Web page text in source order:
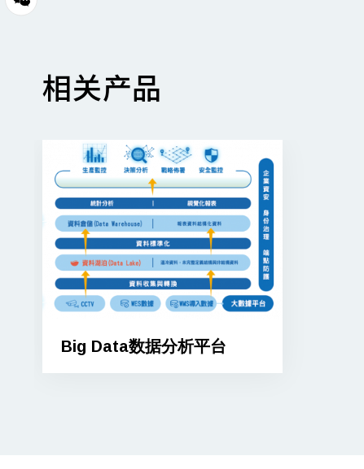
相关产品
Big Data数据分析平台